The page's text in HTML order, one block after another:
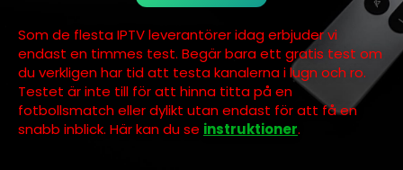
Som de flesta IPTV leverantörer idag erbjuder vi
endast en timmes test. Begär bara ett gratis test om
du verkligen har tid att testa kanalerna i lugn och ro.
Testet är inte till för att hinna titta på en
fotbollsmatch eller dylikt utan endast för att få en
snabb inblick. Här kan du se instruktioner.